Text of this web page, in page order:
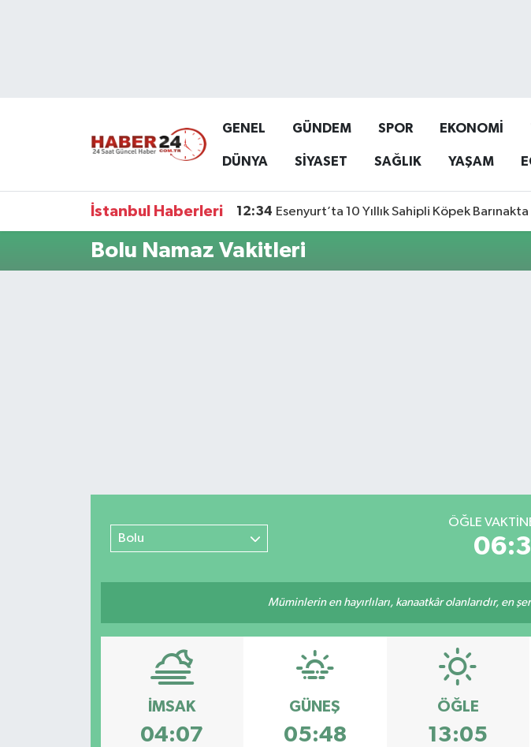
GENEL GÜNDEM SPOR EKONOMİ
DÜNYA SİYASET SAĞLIK YAŞAM
İstanbul Haberleri 12:34 Esenyurt’ta 10 Yıllık Sahipli Köpek
Bolu Namaz Vakitleri
Bolu
ÖĞLE
Müminlerin en hayırlıları, kanaatkâr olanlarıdır, en
İMSAK
04:07
GÜNEŞ
05:48
ÖĞLE
13:05
Namaz Vakitleri
Süper Lig Puan Durumu ve Fikstür
Tüm Manşetler